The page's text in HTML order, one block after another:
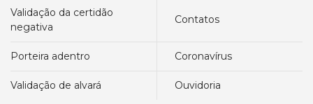
validação da certidão
negativa
contatos
porteira adentro coronavírus
validação de alvará ouvidoria